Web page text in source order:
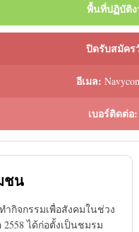
พื้นที่ปฏิบัติ
ปิดรับสมัคร
อีเมล:
เบอร์ติดต่อ:
ชน
กิจกรรมเพื่อสังคมในช่วง
ได้ก่อตั้งเป็นชมรม